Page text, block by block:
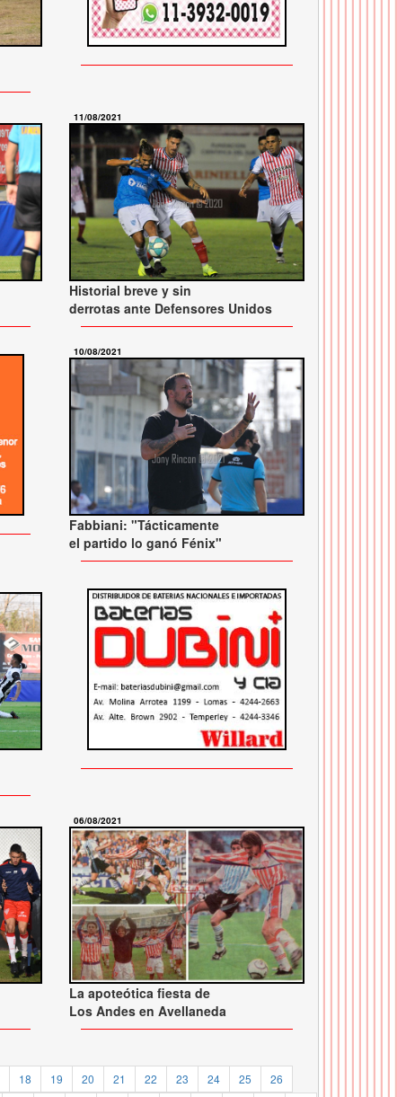
11/08/2021
Historial breve y sin
derrotas ante Defensores Unidos
10/08/2021
Fabbiani: "Tácticamente
el partido lo ganó Fénix"
06/08/2021
La apoteótica fiesta de
Los Andes en Avellaneda
18 19 20 21 22 23 24 25 26